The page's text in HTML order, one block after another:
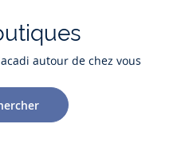
autour de chez vous